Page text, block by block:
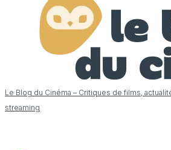
Le Blog du Cinéma – Critiques de films,
streaming